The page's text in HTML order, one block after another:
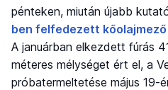
pénteken, miután újabb
ben felfedezett kőolajmező
A januárban elkezdett fúrás
méteres mélységet ért el, a
próbatermeltetése május 19-